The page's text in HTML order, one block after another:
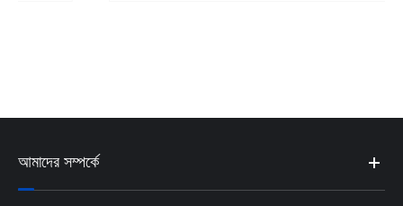
আমাদের সম্পর্কে